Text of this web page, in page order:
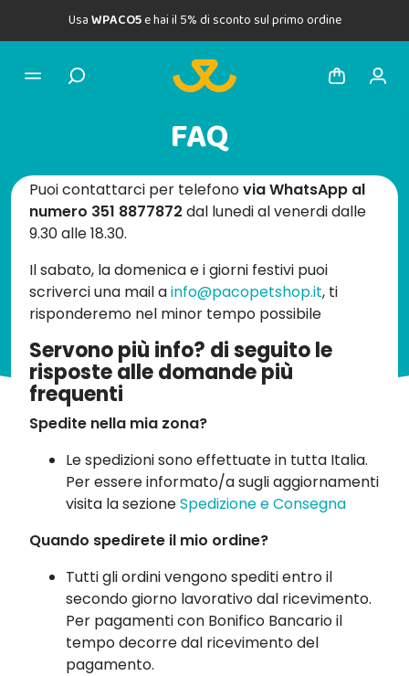
UsaWPACO5e hai il 5% di sconto sul primo ordine
FAQ
Puoi contattarci per telefonovia WhatsApp al
numero 351 8877872 dal lunedi al venerdi dalle
9.30 alle 18.30.
Il sabato, la domenica e i giorni festivi puoi
scriverci una mail ainfo@pacopetshop.it, ti
risponderemo nel minor tempo possibile
Servono più info? di seguito le
risposte alle domande più
frequenti
Spedite nella mia zona?
Le spedizioni sono effettuate in tutta Italia.
Per essere informato/a sugli aggiornamenti
visita la sezioneSpedizione e Consegna
Quando spedirete il mio ordine?
Tutti gli ordini vengono spediti entro il
secondo giorno lavorativo dal ricevimento.
Per pagamenti con Bonifico Bancario il
tempo decorre dal ricevimento del
pagamento.